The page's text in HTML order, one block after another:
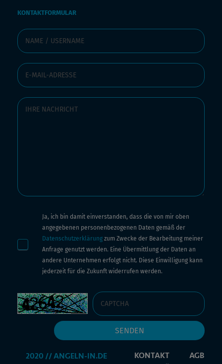
KONTAKTFORMULAR
Ja, ich bin damit einverstanden, dass die von mir oben
angegebenen personenbezogenen Daten gemäß der
Datenschutzerklärung zum Zwecke der Bearbeitung meiner
Anfrage genutzt werden. Eine Übermittlung der Daten an
andere Unternehmen erfolgt nicht. Diese Einwilligung kann
jederzeit für die Zukunft widerrufen werden.
KONTAKT
AGB